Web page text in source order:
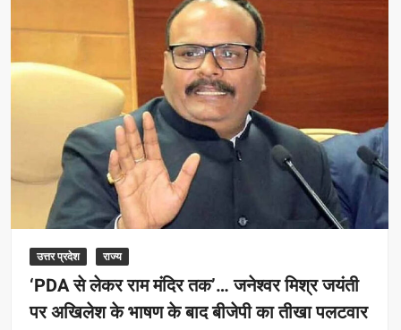
तेज
मंडल
बिलासपुर
बैठक
संपन्न,
तिरंगा
यात्रा
की
तैयारियों
पर
उत्तर प्रदेश राज्य
‘PDA से लेकर राम मंदिर तक’… जनेश्वर मिश्र जयंती
पर अखिलेश के भाषण के बाद बीजेपी का तीखा पलटवार